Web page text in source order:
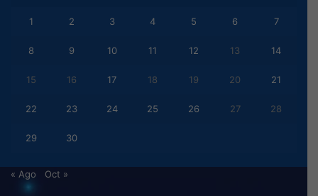
1 2 3 4 5 6 7
8 9 10 11 12 13 14
15 16 17 18 19 20 21
22 23 24 25 26 27 28
29 30
« Ago Oct »